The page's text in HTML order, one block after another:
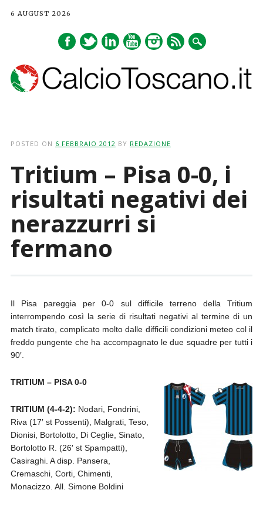
6 AUGUST 2026
POSTED ON 6 FEBBRAIO 2012 BY REDAZIONE
Tritium – Pisa 0-0, i
risultati negativi dei
nerazzurri si
fermano
Il Pisa pareggia per 0-0 sul difficile terreno della Tritium
interrompendo così la serie di risultati negativi al termine di un
match tirato, complicato molto dalle difficili condizioni meteo col il
freddo pungente che ha accompagnato le due squadre per tutti i
90′.
TRITIUM – PISA 0-0
TRITIUM (4-4-2): Nodari, Fondrini,
Riva (17′ st Possenti), Malgrati, Teso,
Dionisi, Bortolotto, Di Ceglie, Sinato,
Bortolotto R. (26′ st Spampatti),
Casiraghi. A disp. Pansera,
Cremaschi, Corti, Chimenti,
Monacizzo. All. Simone Boldini